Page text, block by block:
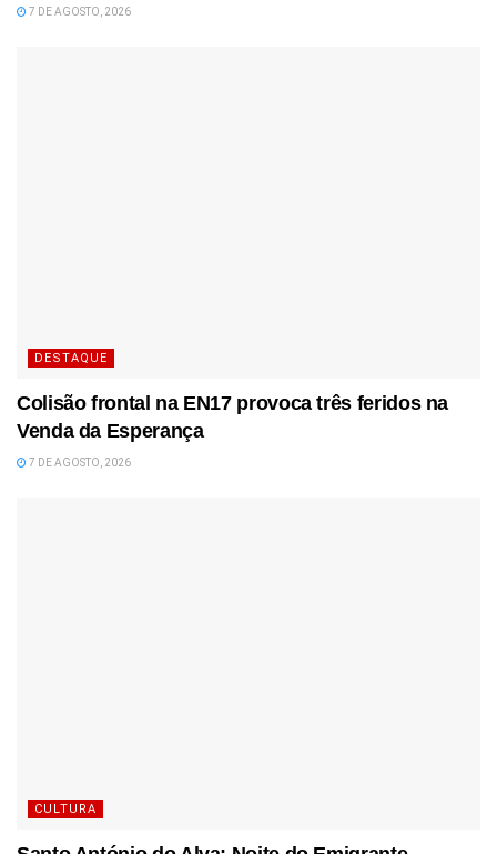
7 DE AGOSTO, 2026
DESTAQUE
Colisão frontal na EN17 provoca três feridos na
Venda da Esperança
7 DE AGOSTO, 2026
CULTURA